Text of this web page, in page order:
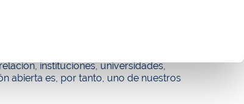
instituciones, universidades,
abierta es, por tanto, uno de nuestros